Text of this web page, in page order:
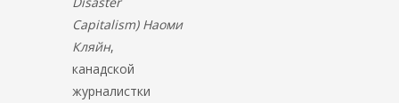
Capitalism) Наоми
Кляйн,
канадской
журналистки